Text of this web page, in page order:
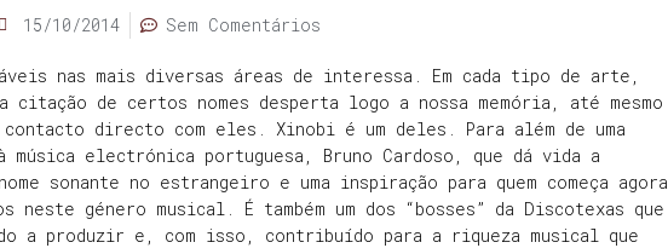
15/10/2014 Sem Comentários
nas mais diversas áreas de interessa. Em cada tipo de arte,
citação de certos nomes desperta logo a nossa memória, até mesmo
contacto directo com eles. Xinobi é um deles. Para além de uma
electrónica portuguesa, Bruno Cardoso, que dá vida a
sonante no estrangeiro e uma inspiração para quem começa agora
neste género musical. É também um dos “bosses” da Discotexas que
a produzir e, com isso, contribuído para a riqueza musical que